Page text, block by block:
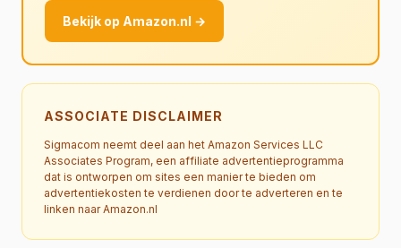
Bekijk op Amazon.nl →
ASSOCIATE DISCLAIMER
Sigmacom neemt deel aan het Amazon Services LLC
Associates Program, een affiliate advertentieprogramma
dat is ontworpen om sites een manier te bieden om
advertentiekosten te verdienen door te adverteren en te
linken naar Amazon.nl